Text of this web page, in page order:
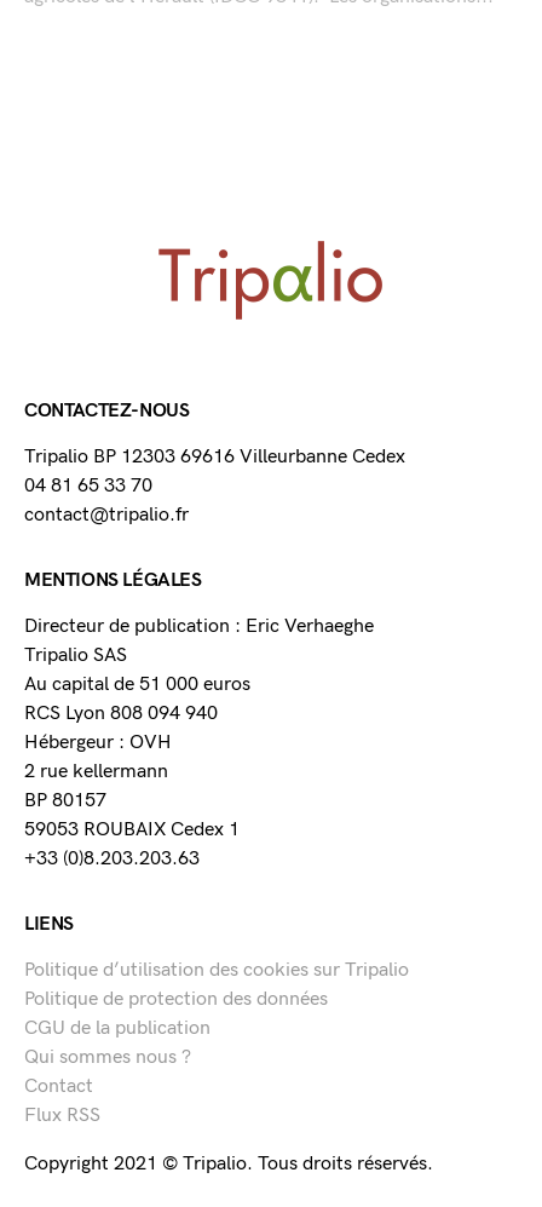
CONTACTEZ-NOUS
Tripalio BP 12303 69616 Villeurbanne Cedex
04 81 65 33 70
contact@tripalio.fr
MENTIONS LÉGALES
Directeur de publication : Eric Verhaeghe
Tripalio SAS
Au capital de 51 000 euros
RCS Lyon 808 094 940
Hébergeur : OVH
2 rue kellermann
BP 80157
59053 ROUBAIX Cedex 1
+33 (0)8.203.203.63
LIENS
Politique d’utilisation des cookies sur Tripalio
Politique de protection des données
CGU de la publication
Qui sommes nous ?
Contact
Flux RSS
Copyright 2021 © Tripalio. Tous droits réservés.